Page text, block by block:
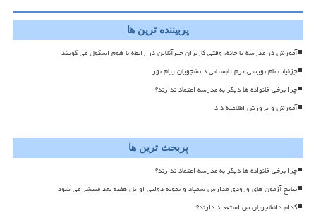
پربیننده ترین ها
آموزش در مدرسه یا خانه، وقتی کاربران خبرآنلاین در رابطه با هوم اسکول می گویند
جزئیات نام نویسی ترم تابستانی دانشجویان پیام نور
چرا برخی خانواده ها دیگر به مدرسه اعتماد ندارند؟
آموزش و پرورش اطلاعیه داد
پربحث ترین ها
چرا برخی خانواده ها دیگر به مدرسه اعتماد ندارند؟
نتایج آزمون های ورودی مدارس سمپاد و نمونه دولتی اوایل هفته بعد منتشر می شود
کدام دانشجویان من استعداد دارند؟